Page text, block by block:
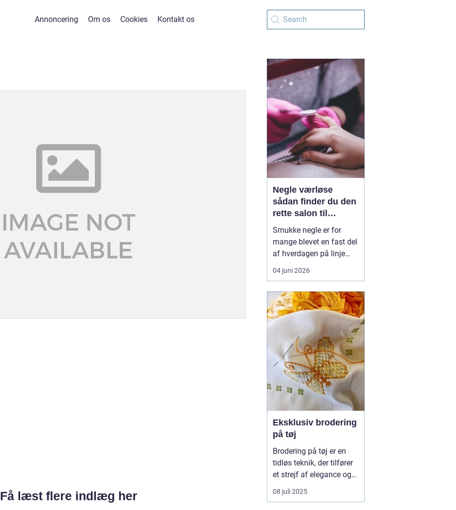
Annoncering Om os Cookies Kontakt os
Få læst flere indlæg her
Negle værløse
sådan finder du den
rette salon til
hverdagsvenlige
Smukke negle er for
mange blevet en fast del
af hverdagen på linje
med frisør og hudpleje.
Når man
det sjældent kun om
farve og design. De
fleste ønsker negle, der...
04 juni 2026
Eksklusiv brodering
på tøj
Brodering på tøj er en
tidløs teknik, der tilfører
et strejf af elegance og
individualitet til ethvert
stykke klæde. Denne
08 juli 2025